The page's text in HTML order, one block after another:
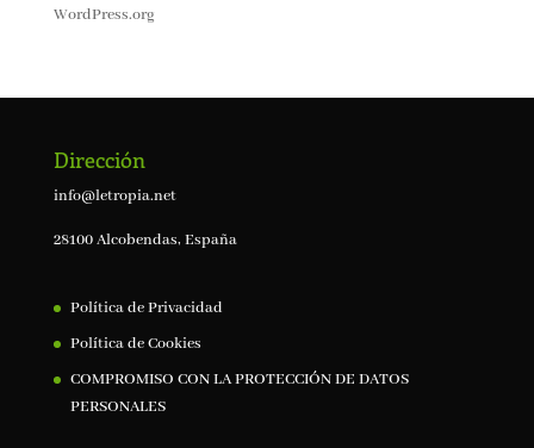
WordPress.org
Dirección
info@letropia.net
28100 Alcobendas, España
Política de Privacidad
Política de Cookies
COMPROMISO CON LA PROTECCIÓN DE DATOS
PERSONALES